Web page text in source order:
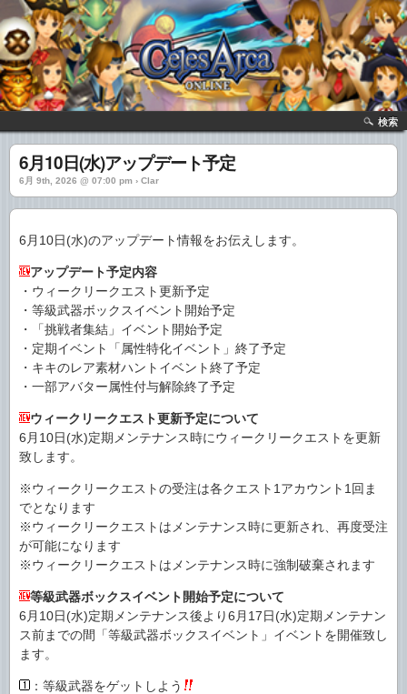
検索
6月10日(水)アップデート予定
6月 9th, 2026 @ 07:00 pm › Clar
6月10日(水)のアップデート情報をお伝えします。
アップデート予定内容
・ウィークリークエスト更新予定
・等級武器ボックスイベント開始予定
・「挑戦者集結」イベント開始予定
・定期イベント「属性特化イベント」終了予定
・キキのレア素材ハントイベント終了予定
・一部アバター属性付与解除終了予定
ウィークリークエスト更新予定について
6月10日(水)定期メンテナンス時にウィークリークエストを更新
致します。
※ウィークリークエストの受注は各クエスト1アカウント1回ま
でとなります
※ウィークリークエストはメンテナンス時に更新され、再度受注
が可能になります
※ウィークリークエストはメンテナンス時に強制破棄されます
等級武器ボックスイベント開始予定について
6月10日(水)定期メンテナンス後より6月17日(水)定期メンテナン
ス前までの間「等級武器ボックスイベント」イベントを開催致し
ます。
：等級武器をゲットしよう